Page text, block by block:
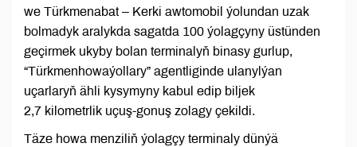
we Türkmenabat – Kerki awtomobil ýolundan uzak
bolmadyk aralykda sagatda 100 ýolagçyny üstünden
geçirmek ukyby bolan terminalyň binasy gurlup,
“Türkmenhowaýollary” agentliginde ulanylýan
uçarlaryň ähli kysymyny kabul edip biljek
2,7 kilometrlik uçuş-gonuş zolagy çekildi.
Täze howa menziliň ýolagçy terminaly dünýä